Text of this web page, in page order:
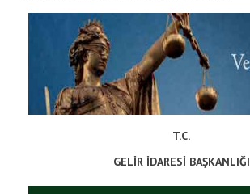
T.C.
GELİR İDARESİ BAŞKANLIĞI